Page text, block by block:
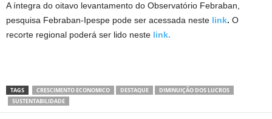
A íntegra do oitavo levantamento do Observatório Febraban,
pesquisa Febraban-Ipespe pode ser acessada neste link. O
recorte regional poderá ser lido neste link.
TAGS CRESCIMENTO ECONOMICO DESTAQUE
DIMINUIÇÃO DOS LUCROS
SUSTENTABILIDADE